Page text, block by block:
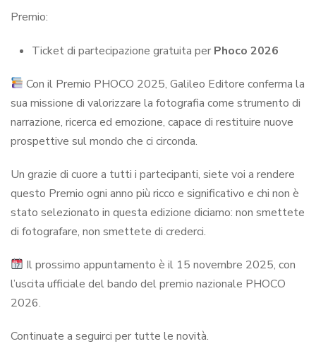
Premio:
Ticket di partecipazione gratuita per Phoco 2026
Con il Premio PHOCO 2025, Galileo Editore conferma la
sua missione di valorizzare la fotografia come strumento di
narrazione, ricerca ed emozione, capace di restituire nuove
prospettive sul mondo che ci circonda.
Un grazie di cuore a tutti i partecipanti, siete voi a rendere
questo Premio ogni anno più ricco e significativo e chi non è
stato selezionato in questa edizione diciamo: non smettete
di fotografare, non smettete di crederci.
Il prossimo appuntamento è il 15 novembre 2025, con
l’uscita ufficiale del bando del premio nazionale PHOCO
2026.
Continuate a seguirci per tutte le novità.